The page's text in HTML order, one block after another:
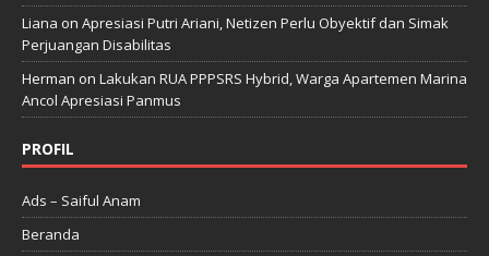
Liana on Apresiasi Putri Ariani, Netizen Perlu Obyektif dan Simak
Perjuangan Disabilitas
Herman on Lakukan RUA PPPSRS Hybrid, Warga Apartemen Marina
Ancol Apresiasi Panmus
PROFIL
Ads – Saiful Anam
Beranda